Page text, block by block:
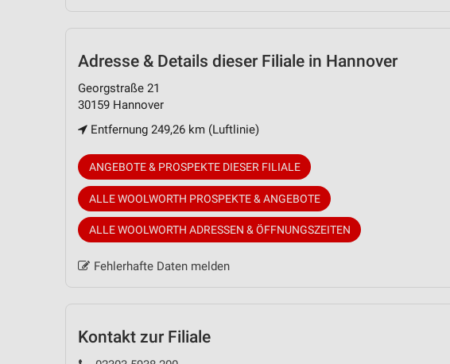
Adresse & Details dieser Filiale in Hannover
Georgstraße 21
30159 Hannover
Entfernung 249,26 km (Luftlinie)
ANGEBOTE & PROSPEKTE DIESER FILIALE
ALLE WOOLWORTH PROSPEKTE & ANGEBOTE
ALLE WOOLWORTH ADRESSEN & ÖFFNUNGSZEITEN
Fehlerhafte Daten melden
Kontakt zur Filiale